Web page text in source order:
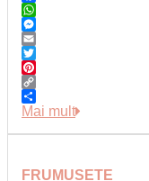
Facebook
WhatsApp
Messenger
Email
Twitter
Pinterest
Copy
Link
Share
Mai mult
FRUMUSETE